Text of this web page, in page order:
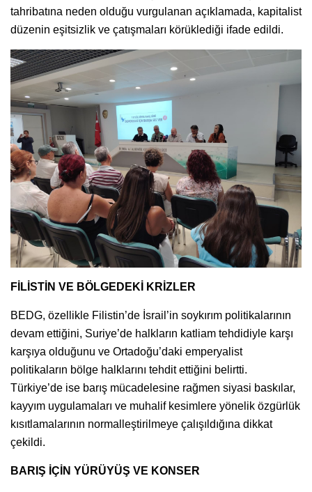
tahribatına neden olduğu vurgulanan açıklamada, kapitalist
düzenin eşitsizlik ve çatışmaları körüklediği ifade edildi.
FİLİSTİN VE BÖLGEDEKİ KRİZLER
BEDG, özellikle Filistin’de İsrail’in soykırım politikalarının
devam ettiğini, Suriye’de halkların katliam tehdidiyle karşı
karşıya olduğunu ve Ortadoğu’daki emperyalist
politikaların bölge halklarını tehdit ettiğini belirtti.
Türkiye’de ise barış mücadelesine rağmen siyasi baskılar,
kayyım uygulamaları ve muhalif kesimlere yönelik özgürlük
kısıtlamalarının normalleştirilmeye çalışıldığına dikkat
çekildi.
BARIŞ İÇİN YÜRÜYÜŞ VE KONSER